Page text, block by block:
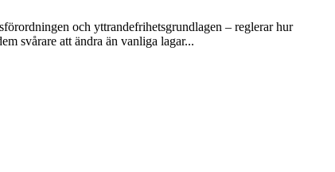
och yttrandefrihetsgrundlagen – reglerar hur
svårare att ändra än vanliga lagar...